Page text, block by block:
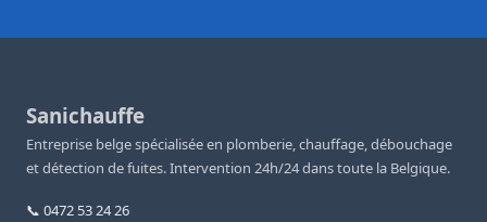
Sanichauffe
Entreprise belge spécialisée en plomberie, chauffage, débouchage
et détection de fuites. Intervention 24h/24 dans toute la Belgique.
📞 0472 53 24 26